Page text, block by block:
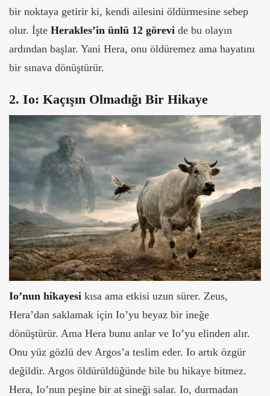
bir noktaya getirir ki, kendi ailesini öldürmesine sebep
olur. İşte Herakles’in ünlü 12 görevi de bu olayın
ardından başlar. Yani Hera, onu öldüremez ama hayatını
bir sınava dönüştürür.
2. Io: Kaçışın Olmadığı Bir Hikaye
Io’nun hikayesi kısa ama etkisi uzun sürer. Zeus,
Hera’dan saklamak için Io’yu beyaz bir ineğe
dönüştürür. Ama Hera bunu anlar ve Io’yu elinden alır.
Onu yüz gözlü dev Argos’a teslim eder. Io artık özgür
değildir. Argos öldürüldüğünde bile bu hikaye bitmez.
Hera, Io’nun peşine bir at sineği salar. Io, durmadan